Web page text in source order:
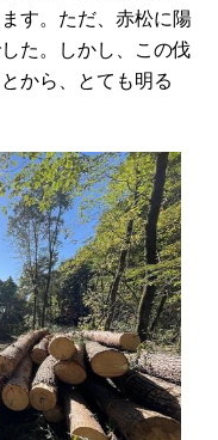
す。ただ、赤松に陽
た。しかし、この伐
から、とても明る